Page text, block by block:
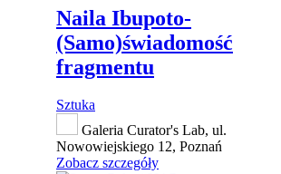
Naila Ibupoto-
(Samo)świadomość
fragmentu
Sztuka
Galeria Curator's Lab, ul.
Nowowiejskiego 12, Poznań
Zobacz szczegóły